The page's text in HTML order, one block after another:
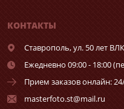
КОНТАКТЫ
Ставрополь,ул. 50 лет
Ежедневно 09:00 - 18:00
Прием заказов онлайн:
masterfoto.st@mail.ru